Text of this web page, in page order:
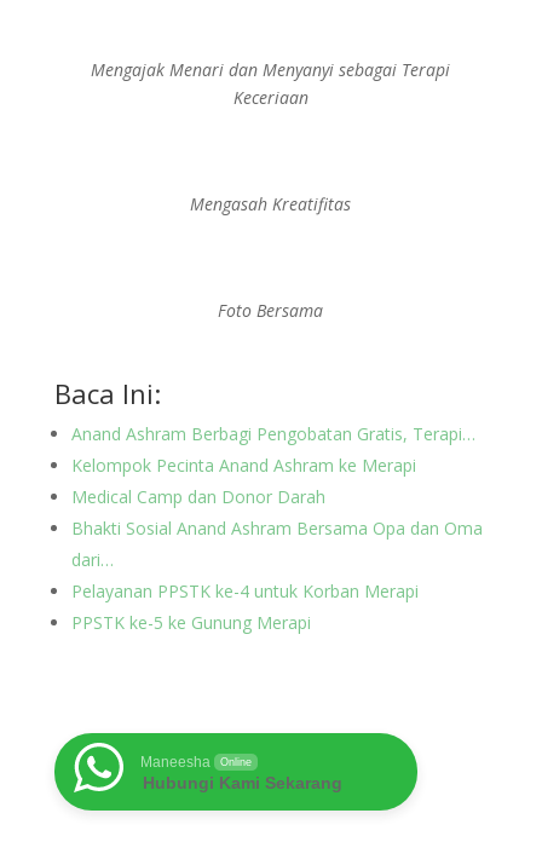
Mengajak Menari dan Menyanyi sebagai Terapi
Keceriaan
Mengasah Kreatifitas
Foto Bersama
Baca Ini:
Anand Ashram Berbagi Pengobatan Gratis, Terapi…
Kelompok Pecinta Anand Ashram ke Merapi
Medical Camp dan Donor Darah
Bhakti Sosial Anand Ashram Bersama Opa dan Oma
dari…
Pelayanan PPSTK ke-4 untuk Korban Merapi
PPSTK ke-5 ke Gunung Merapi
Maneesha Online
Hubungi Kami Sekarang